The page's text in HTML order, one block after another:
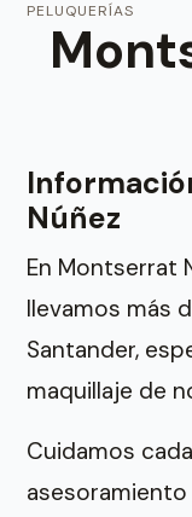
PELUQUERÍAS
Núñez
En Montserrat
llevamos más
Santander,
maquillaje de
Cuidamos
asesoramiento